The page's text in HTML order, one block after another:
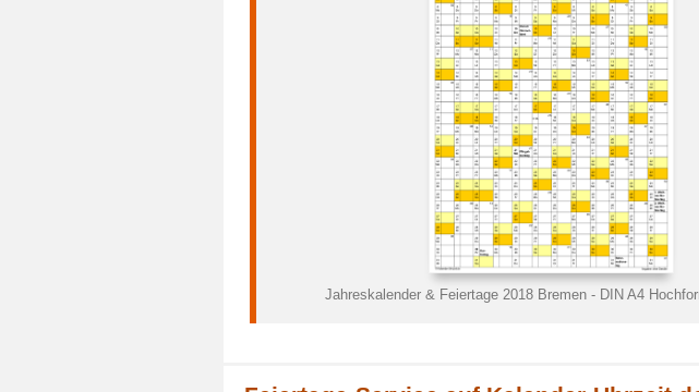
Jahreskalender & Feiertage 2018 Bremen - DIN A4